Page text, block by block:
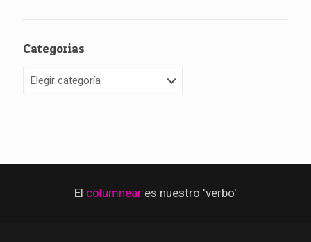
Categorías
El columnear es nuestro 'verbo'